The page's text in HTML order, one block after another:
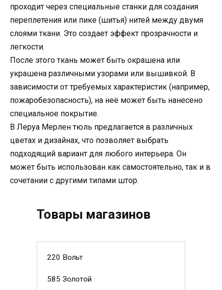
проходит через специальные станки для создания
переплетения или пике (шитья) нитей между двумя
слоями ткани. Это создает эффект прозрачности и
легкости.
После этого ткань может быть окрашена или
украшена различными узорами или вышивкой. В
зависимости от требуемых характеристик (например,
пожаробезопасность), на неё может быть нанесено
специальное покрытие.
В Леруа Мерлен тюль предлагается в различных
цветах и дизайнах, что позволяет выбрать
подходящий вариант для любого интерьера. Он
может быть использован как самостоятельно, так и в
сочетании с другими типами штор.
Товары магазинов
220 Вольт
585 Золотой